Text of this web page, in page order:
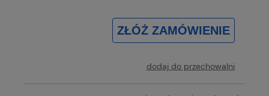
ZŁÓŻ ZAMÓWIENIE
dodaj do przechowalni